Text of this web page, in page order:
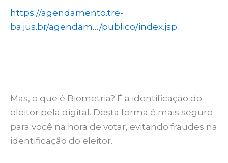
https://agendamento.tre-
ba.jus.br/agendam…/publico/index.jsp
Mas, o que é Biometria? É a identificação do
eleitor pela digital. Desta forma é mais seguro
para você na hora de votar, evitando fraudes na
identificação do eleitor.